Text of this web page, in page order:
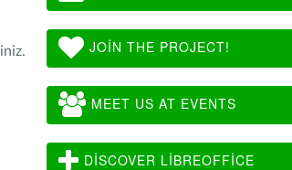
JOIN THE PROJECT!
MEET US AT EVENTS
DISCOVER LIBREOFFICE